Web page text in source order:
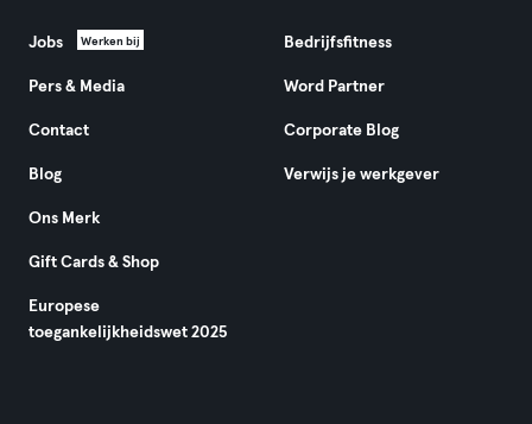
Jobs Werken bij
Pers & Media
Contact
Blog
Ons Merk
Gift Cards & Shop
Europese
toegankelijkheidswet 2025
Bedrijfsfitness
Word Partner
Corporate Blog
Verwijs je werkgever